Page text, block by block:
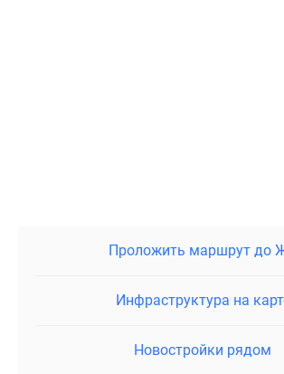
Проложить маршрут до
Инфраструктура на
Новостройки рядом